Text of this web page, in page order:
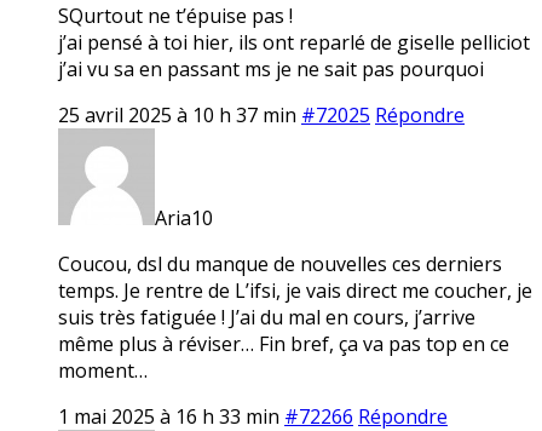
SQurtout ne t’épuise pas !
j’ai pensé à toi hier, ils ont reparlé de giselle pelliciot
j’ai vu sa en passant ms je ne sait pas pourquoi
25 avril 2025 à 10 h 37 min #72025 Répondre
Aria10
Coucou, dsl du manque de nouvelles ces derniers
temps. Je rentre de L’ifsi, je vais direct me coucher, je
suis très fatiguée ! J’ai du mal en cours, j’arrive
même plus à réviser… Fin bref, ça va pas top en ce
moment…
1 mai 2025 à 16 h 33 min #72266 Répondre